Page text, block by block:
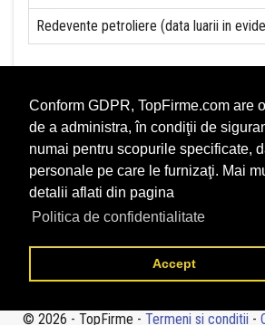
Conform GDPR, TopFirme.com are
de a administra, în condiţii de
numai pentru scopurile specificate,
personale pe care le furnizaţi. Mai
detalii aflati din pagina
Politica de confidentialitate
Accept
Redevente petroliere (data luarii in
Topurile sunt realizate de TopFirme
pe
depuse si au scop informativ.
Este interzisa folosirea topurilor fara
Daca doriti sa achizitionatitopuri
despre agentii economici va rugam sa ne
© 2026 - TopFirme - Termeni si conditii -